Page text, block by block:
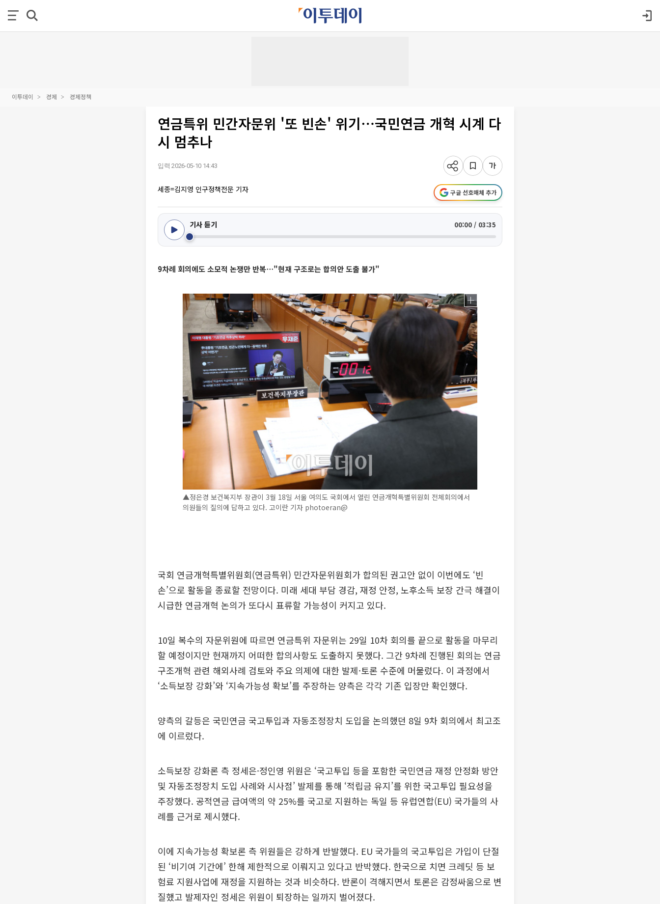
이투데이 경제 경제정책
연금특위 민간자문위 '또 빈손' 위기⋯국민연금 개혁 시계 다
시 멈추나
입력 2026-05-10 14:43
세종=김지영 인구정책전문 기자 구글 선호매체 추가
기사 듣기 00:00 / 03:35
9차례 회의에도 소모적 논쟁만 반복⋯"현재 구조로는 합의안 도출 불가"
▲정은경 보건복지부 장관이 3월 18일 서울 여의도 국회에서 열린 연금개혁특별위원회 전체회의에서
의원들의 질의에 답하고 있다. 고이란 기자 photoeran@
국회 연금개혁특별위원회(연금특위) 민간자문위원회가 합의된 권고안 없이 이번에도 ‘빈
손’으로 활동을 종료할 전망이다. 미래 세대 부담 경감, 재정 안정, 노후소득 보장 간극 해결이
시급한 연금개혁 논의가 또다시 표류할 가능성이 커지고 있다.
10일 복수의 자문위원에 따르면 연금특위 자문위는 29일 10차 회의를 끝으로 활동을 마무리
할 예정이지만 현재까지 어떠한 합의사항도 도출하지 못했다. 그간 9차례 진행된 회의는 연금
구조개혁 관련 해외사례 검토와 주요 의제에 대한 발제·토론 수준에 머물렀다. 이 과정에서
‘소득보장 강화’와 ‘지속가능성 확보’를 주장하는 양측은 각각 기존 입장만 확인했다.
양측의 갈등은 국민연금 국고투입과 자동조정장치 도입을 논의했던 8일 9차 회의에서 최고조
에 이르렀다.
소득보장 강화론 측 정세은·정인영 위원은 ‘국고투입 등을 포함한 국민연금 재정 안정화 방안
및 자동조정장치 도입 사례와 시사점’ 발제를 통해 ‘적립금 유지’를 위한 국고투입 필요성을
주장했다. 공적연금 급여액의 약 25%를 국고로 지원하는 독일 등 유럽연합(EU) 국가들의 사
례를 근거로 제시했다.
이에 지속가능성 확보론 측 위원들은 강하게 반발했다. EU 국가들의 국고투입은 가입이 단절
된 ‘비기여 기간에’ 한해 제한적으로 이뤄지고 있다고 반박했다. 한국으로 치면 크레딧 등 보
험료 지원사업에 재정을 지원하는 것과 비슷하다. 반론이 격해지면서 토론은 감정싸움으로 변
질했고 발제자인 정세은 위원이 퇴장하는 일까지 벌어졌다.